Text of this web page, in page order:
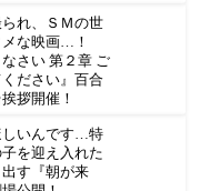
れ、ＳＭの世
な映画…！
なさい 第２章 ご
ださい』百合
拶開催！
しいんです…特
を迎え入れた
す『朝が来